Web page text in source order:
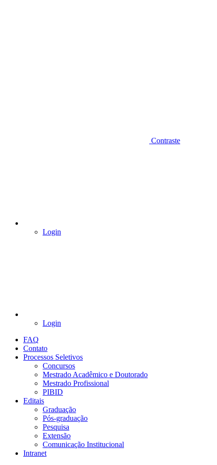
Contraste
Login
Login
FAQ
Contato
Processos Seletivos
Concursos
Mestrado Acadêmico e Doutorado
Mestrado Profissional
PIBID
Editais
Graduação
Pós-graduação
Pesquisa
Extensão
Comunicação Institucional
Intranet